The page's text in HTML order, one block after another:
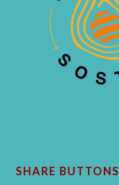
SHARE BUTTONS